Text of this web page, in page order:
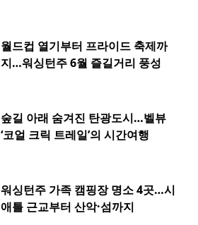
월드컵 열기부터 프라이드 축제까
지…워싱턴주 6월 즐길거리 풍성
숲길 아래 숨겨진 탄광도시…벨뷰
‘코얼 크릭 트레일’의 시간여행
워싱턴주 가족 캠핑장 명소 4곳…시
애틀 근교부터 산악·섬까지